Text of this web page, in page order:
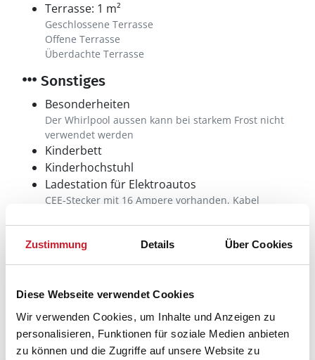
Zustimmung Details Über Cookies
Diese Webseite verwendet Cookies
Wir verwenden Cookies, um Inhalte und Anzeigen zu
personalisieren, Funktionen für soziale Medien anbieten
zu können und die Zugriffe auf unsere Website zu
Terrasse: 1 m²
Geschlossene Terrasse
Offene Terrasse
Überdachte Terrasse
Sonstiges
Besonderheiten
Der Whirlpool aussen kann bei starkem Frost nicht
verwendet werden
Kinderbett
Kinderhochstuhl
Ladestation für Elektroautos
CEE-Stecker mit 16 Ampere vorhanden, Kabel
Neben- und Verbrauchskosten
Die aktuellen Verbrauchskosten finden Sie im
nächsten Schritt im Buchungsformular.